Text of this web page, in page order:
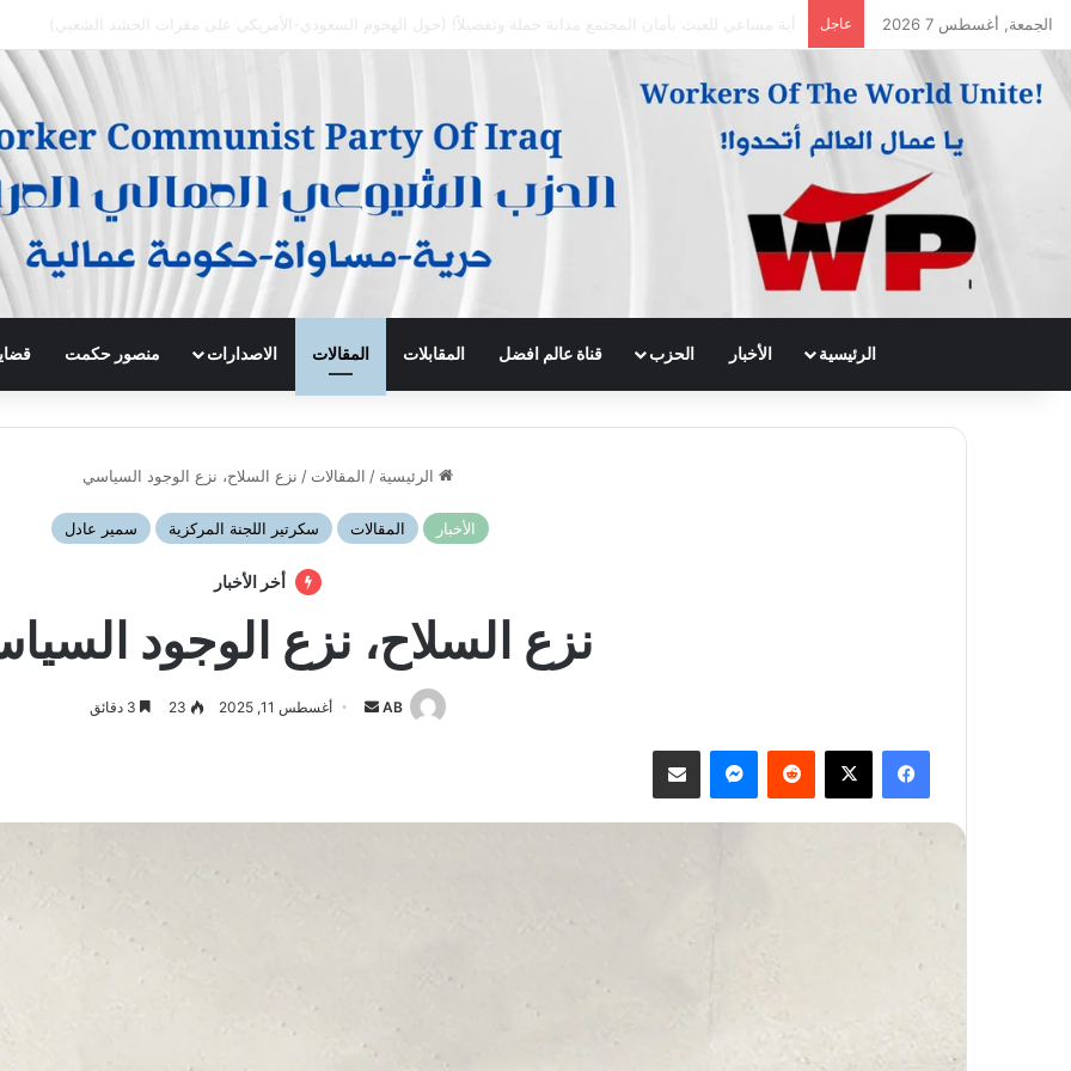
الجمعة, أغسطس 7 2026 عاجل
الرئيسية الأخبار الحزب قناة عالم افضل المقابلات المقالات الاصدارات منصور حكمت
الرئيسية / المقالات / نزع السلاح، نزع الوجود السياسي
الأخبار المقالات سكرتير اللجنة المركزية سمير عادل
أخر الأخبار
نزع السلاح، نزع الوجود
AB
أرسل أغسطس 11, 2025 23
فيسبوك ‫X ماسنجر مشاركة عبر البريد